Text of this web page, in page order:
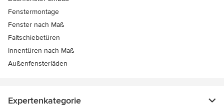
Fenstermontage
Fenster nach Maß
Faltschiebetüren
Innentüren nach Maß
Außenfensterläden
Expertenkategorie